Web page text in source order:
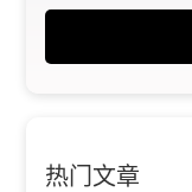
热门文章